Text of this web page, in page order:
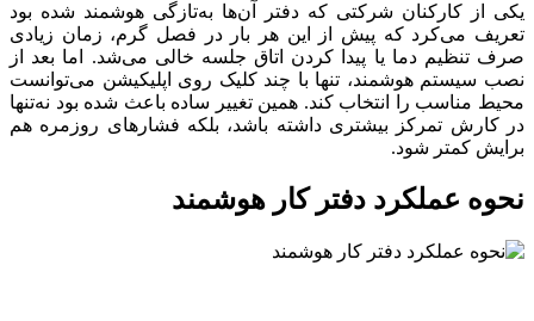
یکی از کارکنان شرکتی که دفتر آن‌ها به‌تازگی هوشمند شده بود
تعریف می‌کرد که پیش از این هر بار در فصل گرم، زمان زیادی
صرف تنظیم دما یا پیدا کردن اتاق جلسه خالی می‌شد. اما بعد از
نصب سیستم هوشمند، تنها با چند کلیک روی اپلیکیشن می‌توانست
محیط مناسب را انتخاب کند. همین تغییر ساده باعث شده بود نه‌تنها
در کارش تمرکز بیشتری داشته باشد، بلکه فشارهای روزمره هم
برایش کمتر شود.
نحوه عملکرد دفتر کار هوشمند